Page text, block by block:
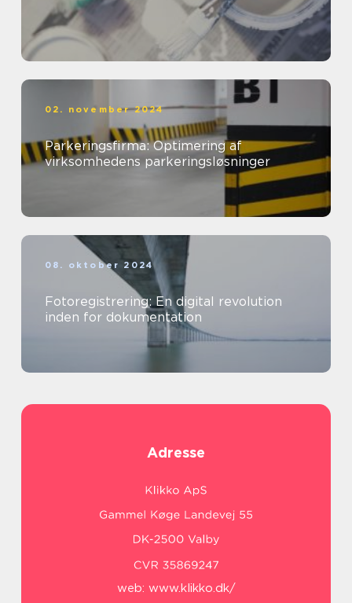
02. november 2024
Parkeringsfirma: Optimering af
virksomhedens parkeringsløsninger
08. oktober 2024
Fotoregistrering: En digital revolution
inden for dokumentation
Adresse
web: www.klikko.dk/